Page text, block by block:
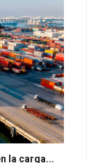
la carga...